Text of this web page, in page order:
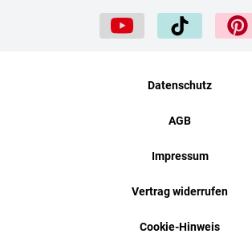
Datenschutz
AGB
Impressum
Vertrag widerrufen
Cookie-Hinweis